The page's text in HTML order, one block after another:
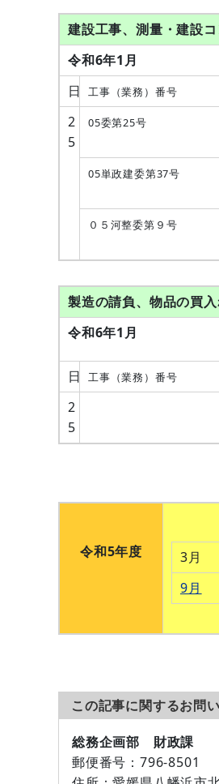
建設工事、測量・建設
令和6年1月
日
工事（業務）番号
2
5
05委第25号
05単政建委第37号
０５河整委第９号
製造の請負、物品の買
令和6年1 月
日 工事（業務）番号
2
5
令和5年度 3月
9月
この記事に関するお問
総務企画部 財政課
郵便番号： 796-8501